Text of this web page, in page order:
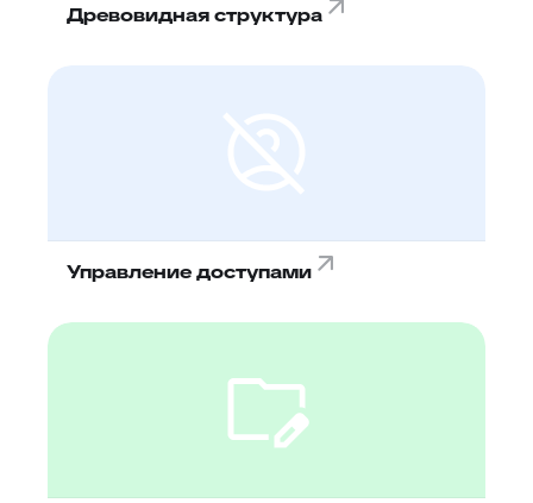
Древовидная структура
Управление доступами